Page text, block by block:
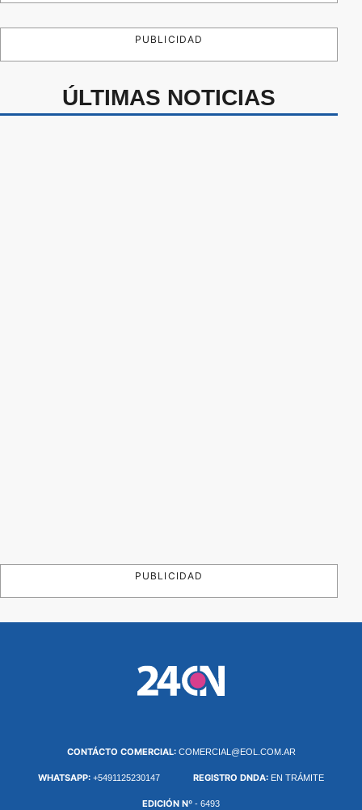
PUBLICIDAD
ÚLTIMAS NOTICIAS
PUBLICIDAD
CONTÁCTO COMERCIAL: COMERCIAL@EOL.COM.AR
WHATSAPP: +5491125230147 REGISTRO DNDA: EN TRÁMITE
EDICIÓN Nº - 6493